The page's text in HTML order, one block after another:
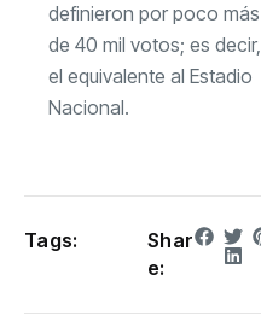
definieron por poco más
de 40 mil votos; es decir,
el equivalente al Estadio
Nacional.
Tags:
Shar
e: